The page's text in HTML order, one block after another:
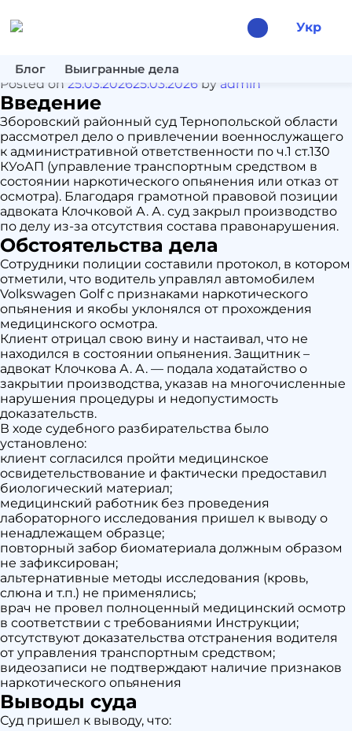
Укр
Блог Выигранные дела
Месяц:
Адвокат ст. 130 КУоАП в г.
Зборов — выигранное дело
Posted on 25.03.202625.03.2026 by admin
Введение
Зборовский районный суд Тернопольской области
рассмотрел дело о привлечении военнослужащего
к административной ответственности по ч.1 ст.130
КУоАП (управление транспортным средством в
состоянии наркотического опьянения или отказ от
осмотра). Благодаря грамотной правовой позиции
адвоката Клочковой А. А. суд закрыл производство
по делу из-за отсутствия состава правонарушения.
Обстоятельства дела
Сотрудники полиции составили протокол, в котором
отметили, что водитель управлял автомобилем
Volkswagen Golf с признаками наркотического
опьянения и якобы уклонялся от прохождения
медицинского осмотра.
Клиент отрицал свою вину и настаивал, что не
находился в состоянии опьянения. Защитник –
адвокат Клочкова А. А. — подала ходатайство о
закрытии производства, указав на многочисленные
нарушения процедуры и недопустимость
доказательств.
В ходе судебного разбирательства было
установлено:
клиент согласился пройти медицинское
освидетельствование и фактически предоставил
биологический материал;
медицинский работник без проведения
лабораторного исследования пришел к выводу о
ненадлежащем образце;
повторный забор биоматериала должным образом
не зафиксирован;
альтернативные методы исследования (кровь,
слюна и т.п.) не применялись;
врач не провел полноценный медицинский осмотр
в соответствии с требованиями Инструкции;
отсутствуют доказательства отстранения водителя
от управления транспортным средством;
видеозаписи не подтверждают наличие признаков
наркотического опьянения
Выводы суда
Суд пришел к выводу, что: